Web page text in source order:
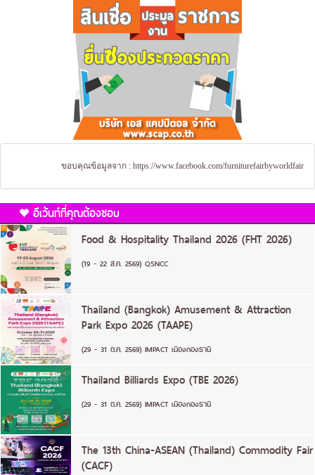
ขอบคุณข้อมูลจาก : https://www.facebook.com/furniturefairbyworldfair
อีเว้นท์ที่คุณต้องชอบ
Food & Hospitality Thailand 2026 (FHT 2026)
(19 - 22 ส.ค. 2569) QSNCC
Thailand (Bangkok) Amusement & Attraction
Park Expo 2026 (TAAPE)
(29 - 31 ต.ค. 2569) IMPACT เมืองทองธานี
Thailand Billiards Expo (TBE 2026)
(29 - 31 ต.ค. 2569) IMPACT เมืองทองธานี
The 13th China-ASEAN (Thailand) Commodity Fair
(CACF)